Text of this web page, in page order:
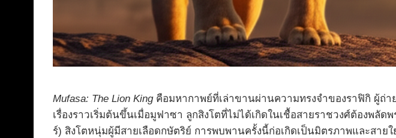
Mufasa: The Lion Kingคือมหากาพย์ที่เล่าขานผ่านความทรงจำของราฟิกิ ผู้ถ่า
เรื่องราวเริ่มต้นขึ้นเมื่อมูฟาซา ลูกสิงโตที่ไม่ได้เกิดในเชื้อสายราชวงศ์ต้องพลั
ร์) สิงโตหนุ่มผู้มีสายเลือดกษัตริย์ การพบพานครั้งนี้ก่อเกิดเป็นมิตรภาพและส